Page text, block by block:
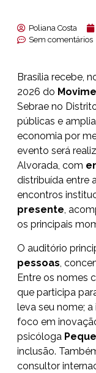
Poliana Costa
Sem comentários
Brasília recebe,
2026 do
Sebrae no
públicas e
economia por
evento será
Alvorada, com
distribuída entre
encontros
presente,
os principais
O auditório
pessoas ,
Entre os nomes
que participa
leva seu nome;
foco em
psicóloga
inclusão.
consultor